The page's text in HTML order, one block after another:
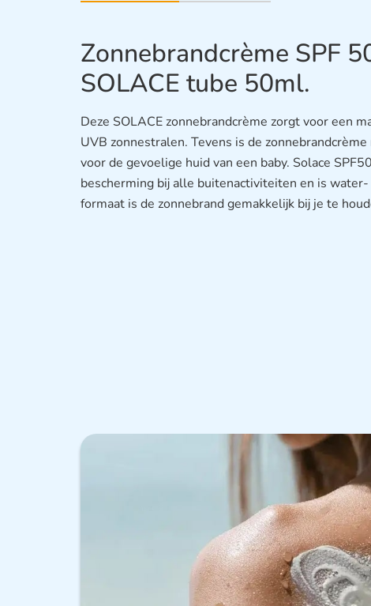
Zonnebrandcrème SPF
SOLACE tube 50ml.
Deze SOLACE zonnebrandcrème zorgt voor een
UVB zonnestralen. Tevens is de
voor de gevoelige huid van een baby. Solace
bescherming bij alle buitenactiviteiten en is
formaat is de zonnebrand gemakkelijk bij je te